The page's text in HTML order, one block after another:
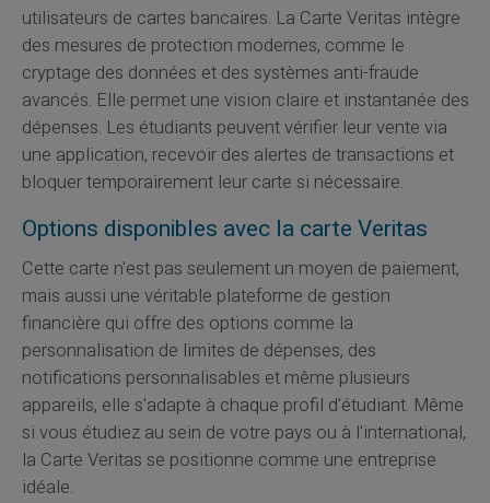
utilisateurs de cartes bancaires. La Carte Veritas intègre
des mesures de protection modernes, comme le
cryptage des données et des systèmes anti-fraude
avancés. Elle permet une vision claire et instantanée des
dépenses. Les étudiants peuvent vérifier leur vente via
une application, recevoir des alertes de transactions et
bloquer temporairement leur carte si nécessaire.
Options disponibles avec la carte Veritas
Cette carte n'est pas seulement un moyen de paiement,
mais aussi une véritable plateforme de gestion
financière qui offre des options comme la
personnalisation de limites de dépenses, des
notifications personnalisables et même plusieurs
appareils, elle s'adapte à chaque profil d'étudiant. Même
si vous étudiez au sein de votre pays ou à l'international,
la Carte Veritas se positionne comme une entreprise
idéale.